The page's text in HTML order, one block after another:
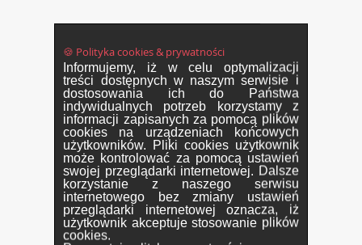
🍪 Polityka cookies & prywatności
Informujemy, iż w celu optymalizacji
treści dostępnych w naszym serwisie i
dostosowania ich do Państwa
indywidualnych potrzeb korzystamy z
informacji zapisanych za pomocą plików
cookies na urządzeniach końcowych
użytkowników. Pliki cookies użytkownik
może kontrolować za pomocą ustawień
swojej przeglądarki internetowej. Dalsze
korzystanie z naszego serwisu
internetowego bez zmiany ustawień
przeglądarki internetowej oznacza, iż
użytkownik akceptuje stosowanie plików
cookies.